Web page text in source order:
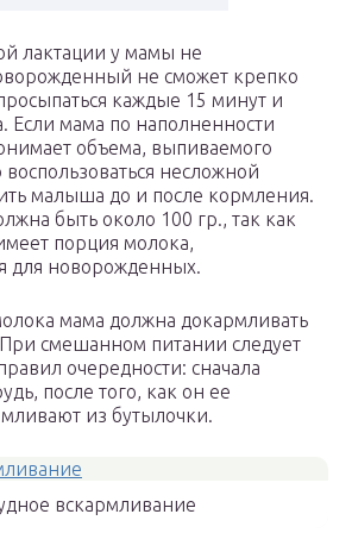
лактации у мамы не
не сможет крепко
каждые 15 минут и
Если мама по наполненности
объема, выпиваемого
несложной
малыша до и после кормления.
быть около 100 гр., так как
порция молока,
для новорожденных.
мама должна докармливать
смешанном питании следует
очередности: сначала
после того, как он ее
из бутылочки.
вскармливание